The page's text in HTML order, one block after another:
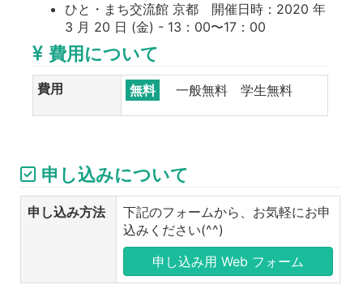
ひと・まち交流館 京都 開催日時：2020 年
3 月 20 日 (金) - 13：00〜17：00
費用について
費用 無料 一般無料 学生無料
申し込みについて
申し込み方法
下記のフォームから、お気軽にお申
込みください(^^)
申し込み用 Web フォーム